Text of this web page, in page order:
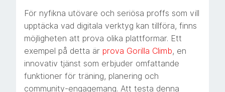
För nyfikna utövare och seriösa proffs som vill
upptäcka vad digitala verktyg kan tillföra, finns
möjligheten att prova olika plattformar. Ett
exempel på detta är prova Gorilla Climb, en
innovativ tjänst som erbjuder omfattande
funktioner för träning, planering och
community-engagemang. Att testa denna